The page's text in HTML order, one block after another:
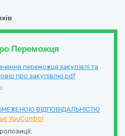
Переможця
переможця закупівлі та
про закупівлю.pdf
ВІДПОВІДАЛЬНІСТЮ
YouControl